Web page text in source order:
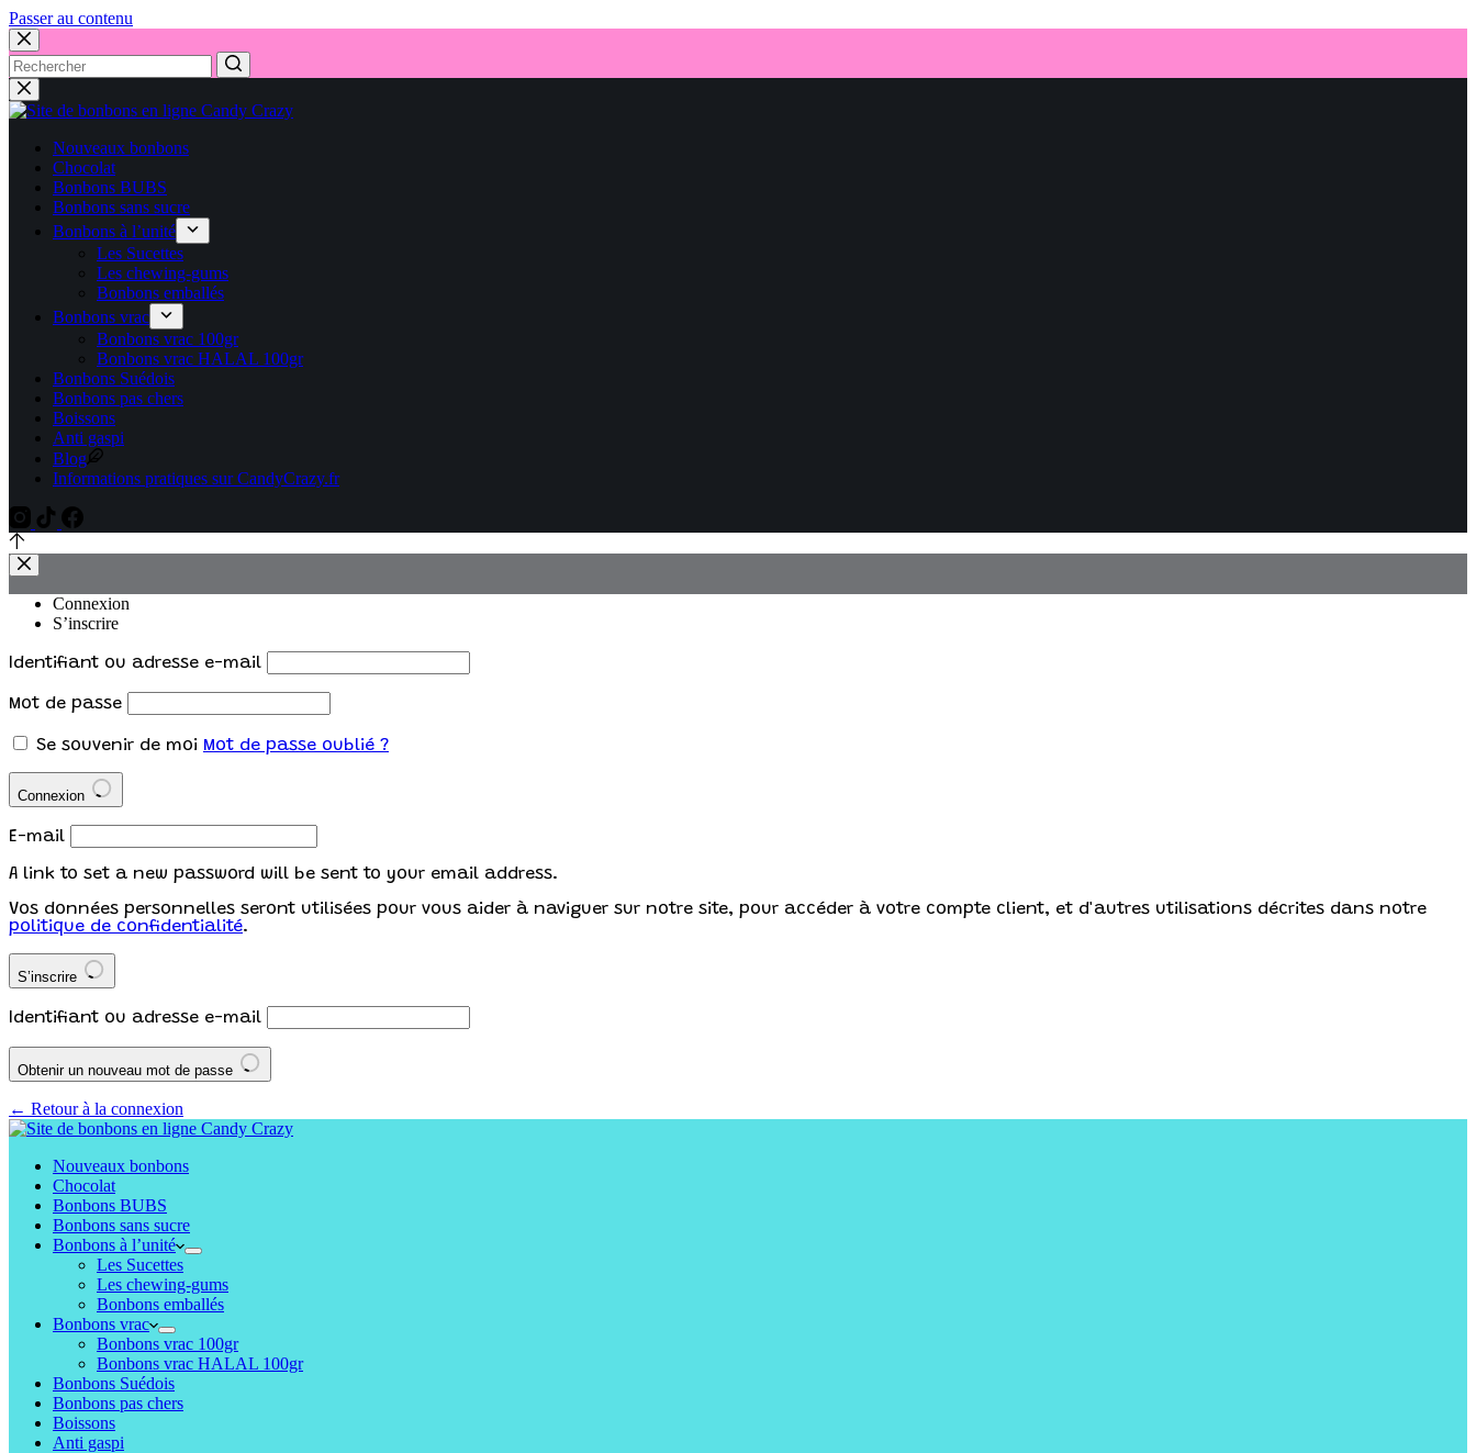
Passer au contenu
Nouveaux bonbons
Chocolat
Bonbons BUBS
Bonbons sans sucre
Bonbons à l’unité
Les Sucettes
Les chewing-gums
Bonbons emballés
Bonbons vrac
Bonbons vrac 100gr
Bonbons vrac HALAL 100gr
Bonbons Suédois
Bonbons pas chers
Boissons
Anti gaspi
Blog
Informations pratiques sur CandyCrazy.fr
Connexion
S’inscrire
Identifiant ou adresse e-mail
Mot de passe
Se souvenir de moi Mot de passe oublié ?
Connexion
E-mail
A link to set a new password will be sent to your email address.
Vos données personnelles seront utilisées pour vous aider à naviguer sur notre site, pour accéder à votre compte client, et d'autres utilisations décrites dans notre
politique de confidentialité.
S’inscrire
Identifiant ou adresse e-mail
Obtenir un nouveau mot de passe
← Retour à la connexion
Nouveaux bonbons
Chocolat
Bonbons BUBS
Bonbons sans sucre
Bonbons à l’unité
Les Sucettes
Les chewing-gums
Bonbons emballés
Bonbons vrac
Bonbons vrac 100gr
Bonbons vrac HALAL 100gr
Bonbons Suédois
Bonbons pas chers
Boissons
Anti gaspi